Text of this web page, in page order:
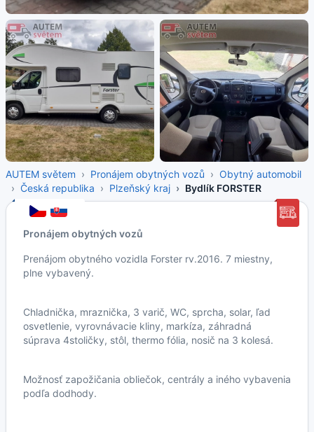
AUTEM světem Pronájem obytných vozů
Obytný automobil
Česká republika
Plzeňský kraj Bydlík FORSTER
Pronájem obytných vozů
Prenájom obytného vozidla Forster rv.2016. 7 miestny,
plne vybavený.
Chladnička, mraznička, 3 varič, WC, sprcha, solar, ľad
osvetlenie, vyrovnávacie kliny, markíza, záhradná
súprava 4stoličky, stôl, thermo fólia, nosič na 3 kolesá.
Možnosť zapožičania obliečok, centrály a iného vybavenia
podľa dodhody.